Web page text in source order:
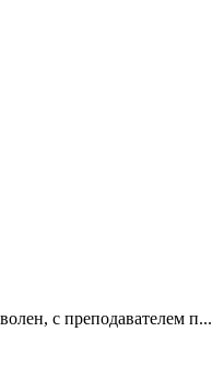
с преподавателем п...